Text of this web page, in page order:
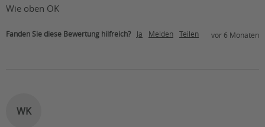
Wie oben OK
Fanden Sie diese Bewertung hilfreich? Ja Melden Teilen vor 6 Monaten
WK